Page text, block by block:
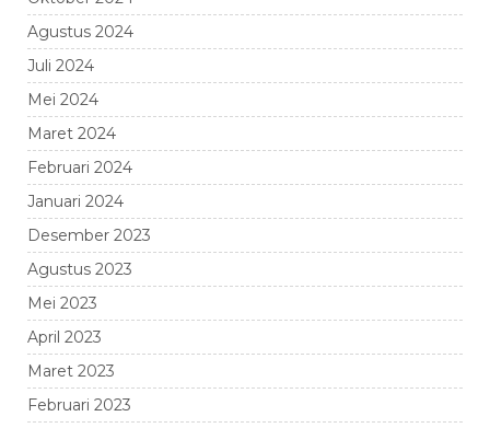
Agustus 2024
Juli 2024
Mei 2024
Maret 2024
Februari 2024
Januari 2024
Desember 2023
Agustus 2023
Mei 2023
April 2023
Maret 2023
Februari 2023